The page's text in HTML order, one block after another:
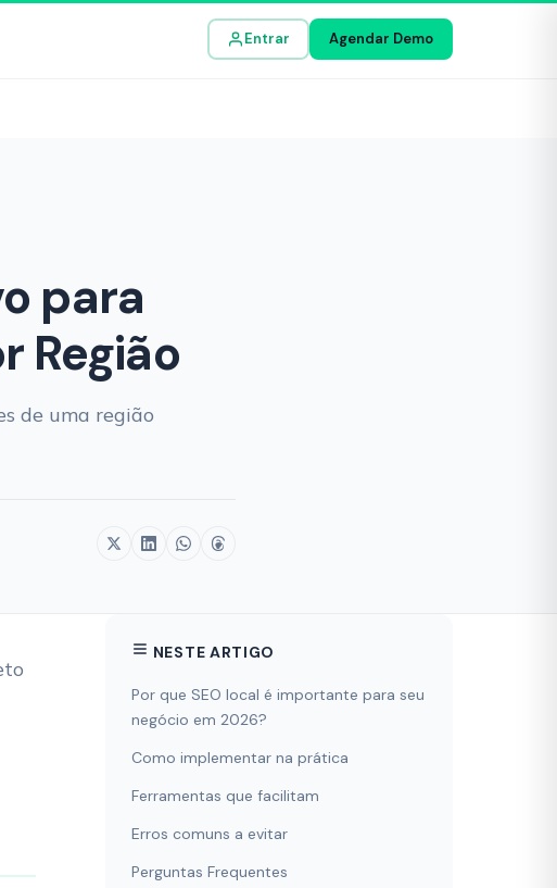
Entrar Agendar Demo
para
Região
de uma região
NESTE ARTIGO
Por que SEO local é importante para seu
negócio em 2026?
Como implementar na prática
Ferramentas que facilitam
Erros comuns a evitar
Perguntas Frequentes